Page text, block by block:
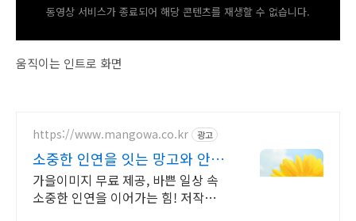
동영상 서비스가 종료되어 해당 콘텐츠를 재생할 수 없습니다.
움직이는 인트로 화면
https://www.mangowa.co.kr 광고
소중한 인연을 잇는 망고와 안부
인사 무료이미지 다운
가을이미지 무료 제공, 바쁜 일상 속
소중한 인연을 이어가는 힘! 저작권